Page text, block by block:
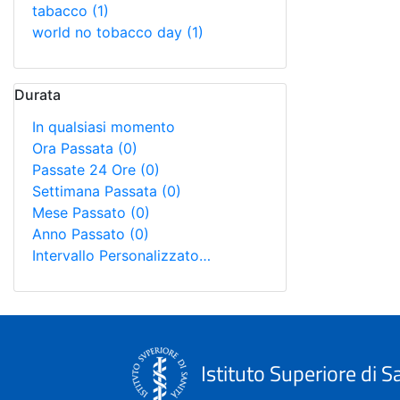
tabacco (1)
world no tobacco day (1)
Durata
In qualsiasi momento
Ora Passata (0)
Passate 24 Ore (0)
Settimana Passata (0)
Mese Passato (0)
Anno Passato (0)
Intervallo Personalizzato…
Istituto Superiore di